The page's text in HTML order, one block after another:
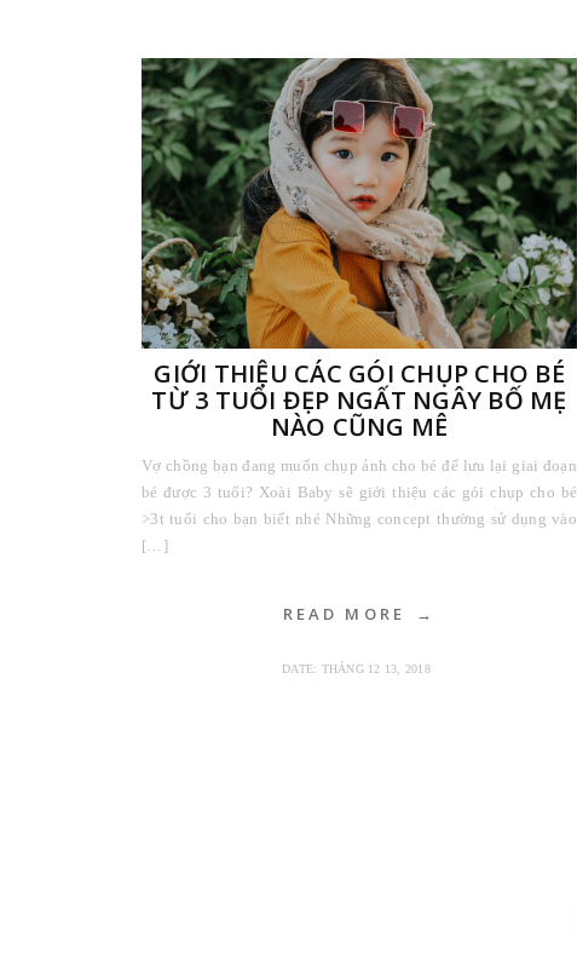
GIỚI THIỆU CÁC GÓI CHỤP CHO BÉ
TỪ 3 TUỔI ĐẸP NGẤT NGÂY BỐ MẸ
NÀO CŨNG MÊ
Vợ chồng bạn đang muốn chụp ảnh cho bé để lưu lại giai đoạn
bé được 3 tuổi? Xoài Baby sẽ giới thiệu các gói chụp cho bé
>3t tuổi cho bạn biết nhé Những concept thường sử dụng vào
[…]
READ MORE
DATE: THÁNG 12 13, 2018